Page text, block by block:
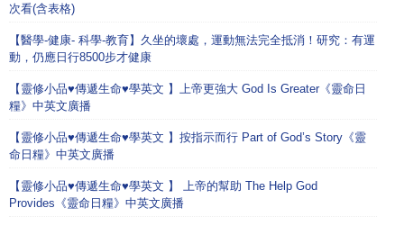
次看(含表格)
【醫學-健康- 科學-教育】久坐的壞處，運動無法完全抵消！研究：有運
動，仍應日行8500步才健康
【靈修小品♥傳遞生命♥學英文 】上帝更強大 God Is Greater《靈命日
糧》中英文廣播
【靈修小品♥傳遞生命♥學英文 】按指示而行 Part of God’s Story《靈
命日糧》中英文廣播
【靈修小品♥傳遞生命♥學英文 】 上帝的幫助 The Help God
Provides《靈命日糧》中英文廣播